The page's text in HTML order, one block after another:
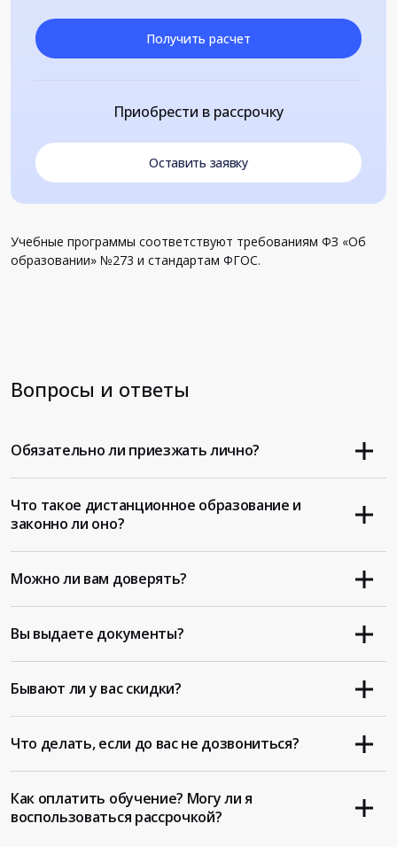
Получить расчет
Приобрести в рассрочку
Оставить заявку
Учебные программы соответствуют требованиям ФЗ «Об
образовании» №273 и стандартам ФГОС.
Вопросы и ответы
Обязательно ли приезжать лично?
Что такое дистанционное образование и
законно ли оно?
Можно ли вам доверять?
Вы выдаете документы?
Бывают ли у вас скидки?
Что делать, если до вас не дозвониться?
Как оплатить обучение? Могу ли я
воспользоваться рассрочкой?